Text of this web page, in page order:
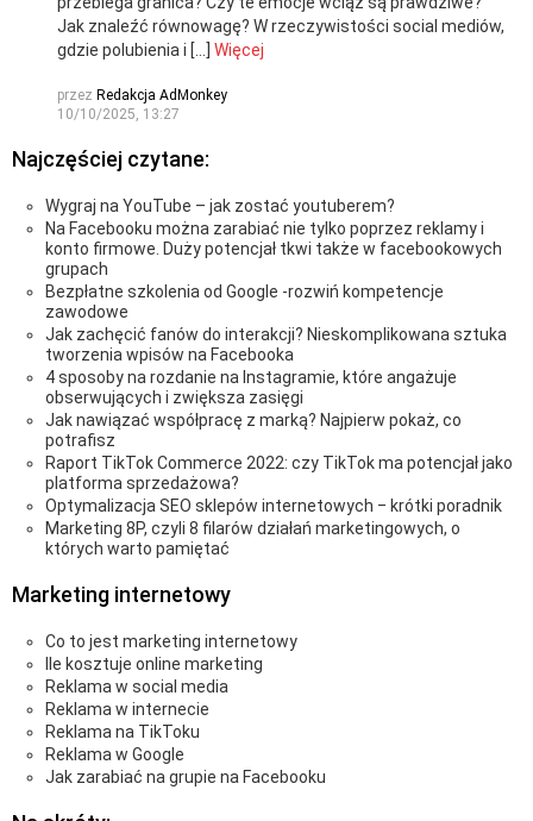
Jak znaleźć równowagę? W rzeczywistości social mediów,
gdzie polubienia i […] Więcej
przez Redakcja AdMonkey
10/10/2025, 13:27
Najczęściej czytane:
Wygraj na YouTube – jak zostać youtuberem?
Na Facebooku można zarabiać nie tylko poprzez reklamy i
konto firmowe. Duży potencjał tkwi także w facebookowych
grupach
Bezpłatne szkolenia od Google -rozwiń kompetencje
zawodowe
Jak zachęcić fanów do interakcji? Nieskomplikowana sztuka
tworzenia wpisów na Facebooka
4 sposoby na rozdanie na Instagramie, które angażuje
obserwujących i zwiększa zasięgi
Jak nawiązać współpracę z marką? Najpierw pokaż, co
potrafisz
Raport TikTok Commerce 2022: czy TikTok ma potencjał jako
platforma sprzedażowa?
Optymalizacja SEO sklepów internetowych ‒ krótki poradnik
Marketing 8P, czyli 8 filarów działań marketingowych, o
których warto pamiętać
Marketing internetowy
Co to jest marketing internetowy
Ile kosztuje online marketing
Reklama w social media
Reklama w internecie
Reklama na TikToku
Reklama w Google
Jak zarabiać na grupie na Facebooku